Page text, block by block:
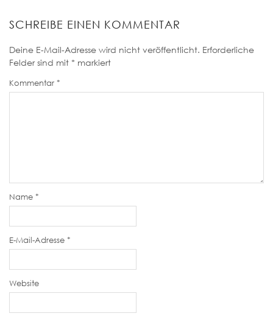
SCHREIBE EINEN KOMMENTAR
Deine E-Mail-Adresse wird nicht veröffentlicht. Erforderliche
Felder sind mit * markiert
Kommentar *
Name *
E-Mail-Adresse *
Website